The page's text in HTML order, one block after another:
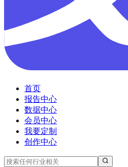
首页
报告中心
数据中心
会员中心
我要定制
创作中心